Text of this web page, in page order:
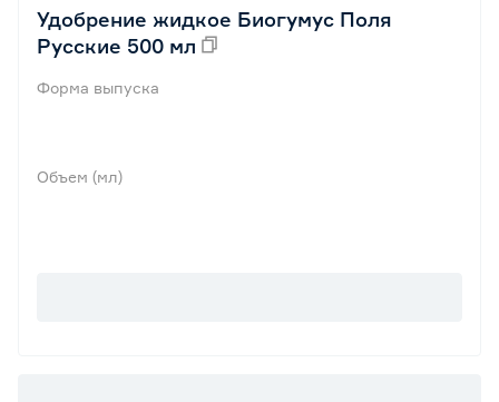
Удобрение жидкое Биогумус Поля
Русские 500 мл
Форма выпуска
Объем (мл)